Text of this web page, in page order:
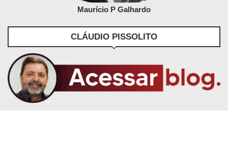
Maurício P Galhardo
CLÁUDIO PISSOLITO